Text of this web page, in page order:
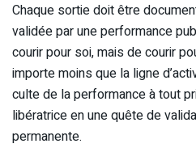
Chaque sortie doit être
validée par une performance
courir pour soi, mais de courir
importe moins que la ligne
culte de la performance à tout
libératrice en une quête de
permanente.